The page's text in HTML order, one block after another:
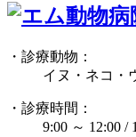
・診療動物：
イヌ・ネコ・
・診療時間：
9:00 ～ 12:00 /